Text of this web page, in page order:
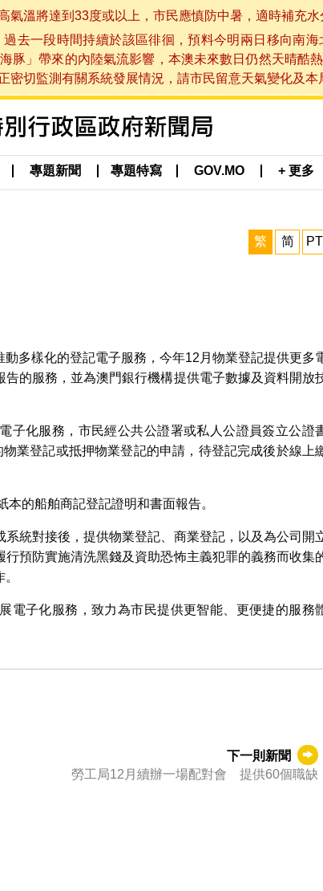
氣溫將達到33度或以上，市民應慎防中暑，適時補充
去一段時間持續於該區徘徊，預料今明兩日移向南
豚」帶來的內陸氣流影響，本澳未來數日仍然天晴酷
密切監測有關系統發展情況，請市民留意天氣變化及
專題新聞 專題特寫 GOV.MO + 更多
繁 简 PT
多樣化的登記電子服務，今年12月物業登記提供更多
的服務，並為澳門銀行機構提供電子數據及資料開放
子化服務，市民經公共公證署或私人公證員簽立公證
業登記或抵押物業登記的申請，待登記完成後於線上
本的船舶商記登記證明和書面報告。
統對接後，提供物業登記、商業登記，以及為公司開
預防實施清洗黑錢及資助恐怖主義犯罪的義務而收集
電子化服務，致力為市民提供更智能、更便捷的服務
下一則新聞
勞工局12月續辦一場配對會 提供60個職缺